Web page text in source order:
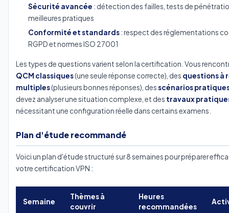
Sécurité avancée : détection des failles, tests de
meilleures pratiques
Conformité et standards: respect des réglementations
RGPD et normes ISO 27001
Les types de questions varient selon la certification. Vous
QCM classiques(une seule réponse correcte), des questions à
multiples(plusieurs bonnes réponses), desscénarios
devez analyser une situation complexe, et des travaux
nécessitant une configuration réelle dans certains examens.
Plan d'étude recommandé
Voici un plan d'étude structuré sur 8 semaines pour préparer
votre certification VPN :
Semaine
Thèmes à
couvrir
Heures
recommandées